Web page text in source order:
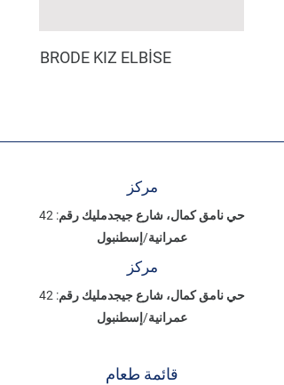
BRODE KIZ ELBİSE
مركز
حي نامق كمال، شارع جيجدمليك رقم: 42
عمرانية/إسطنبول
مركز
حي نامق كمال، شارع جيجدمليك رقم: 42
عمرانية/إسطنبول
قائمة طعام